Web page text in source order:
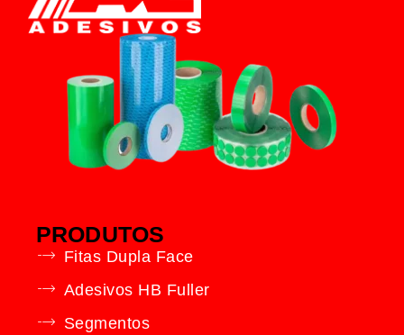
PRODUTOS
Fitas Dupla Face
Adesivos HB Fuller
Segmentos